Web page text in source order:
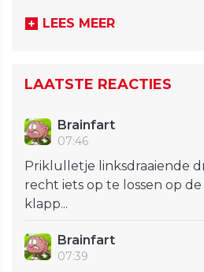
LEES MEER
LAATSTE REACTIES
Brainfart
07:46
Priklulletje linksdraaiende
recht iets op te lossen op
klapp...
Brainfart
07:39